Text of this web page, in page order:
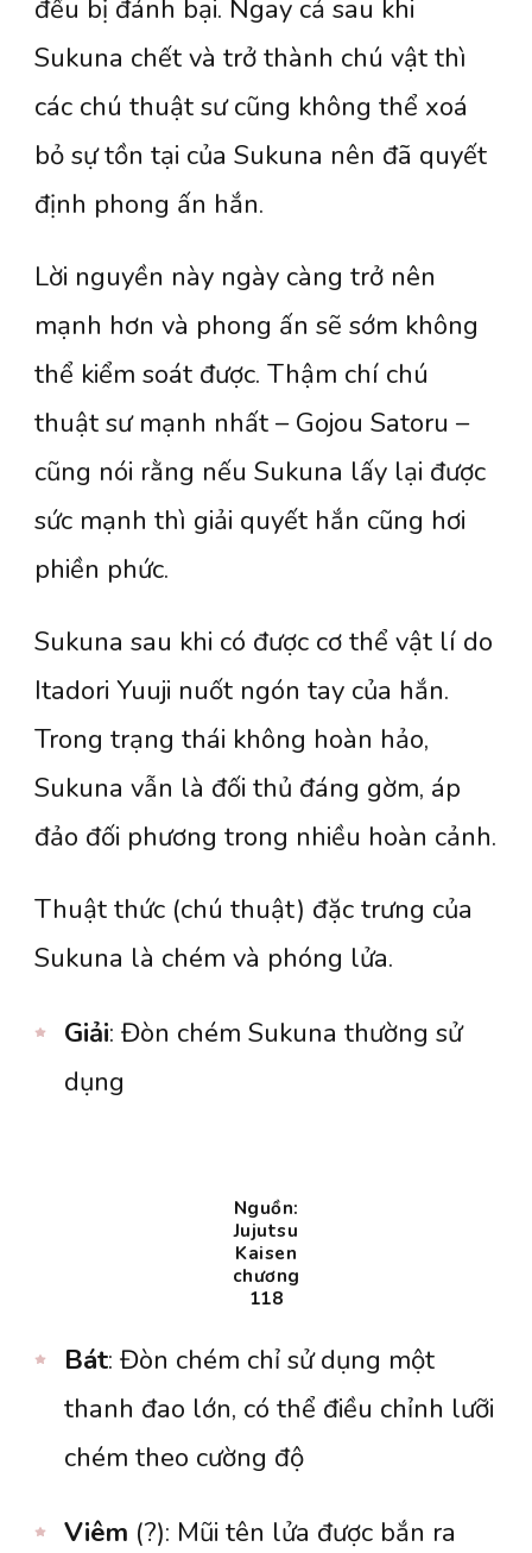
đều bị đánh bại. Ngay cả sau khi
Sukuna chết và trở thành chú vật thì
các chú thuật sư cũng không thể xoá
bỏ sự tồn tại của Sukuna nên đã quyết
định phong ấn hắn.
Lời nguyền này ngày càng trở nên
mạnh hơn và phong ấn sẽ sớm không
thể kiểm soát được. Thậm chí chú
thuật sư mạnh nhất – Gojou Satoru –
cũng nói rằng nếu Sukuna lấy lại được
sức mạnh thì giải quyết hắn cũng hơi
phiền phức.
Sukuna sau khi có được cơ thể vật lí do
Itadori Yuuji nuốt ngón tay của hắn.
Trong trạng thái không hoàn hảo,
Sukuna vẫn là đối thủ đáng gờm, áp
đảo đối phương trong nhiều hoàn cảnh.
Thuật thức (chú thuật) đặc trưng của
Sukuna là chém và phóng lửa.
Giải: Đòn chém Sukuna thường sử
dụng
Nguồn:
Jujutsu
Kaisen
chương
118
Bát: Đòn chém chỉ sử dụng một
thanh đao lớn, có thể điều chỉnh lưỡi
chém theo cường độ
Viêm (?): Mũi tên lửa được bắn ra